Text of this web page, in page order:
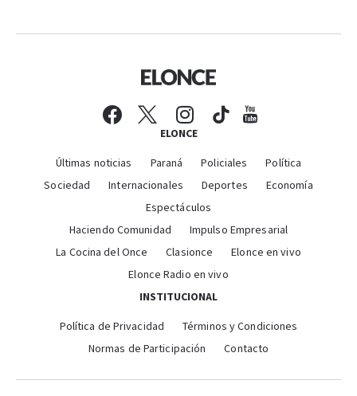
ELONCE
Últimas noticias Paraná Policiales
Política
Sociedad
Internacionales Deportes
Economía
Espectáculos
Haciendo Comunidad
Impulso Empresarial
La Cocina del Once
Clasionce
Elonce en vivo
Elonce Radio en vivo
INSTITUCIONAL
Política de Privacidad
Términos y Condiciones
Normas de Participación
Contacto